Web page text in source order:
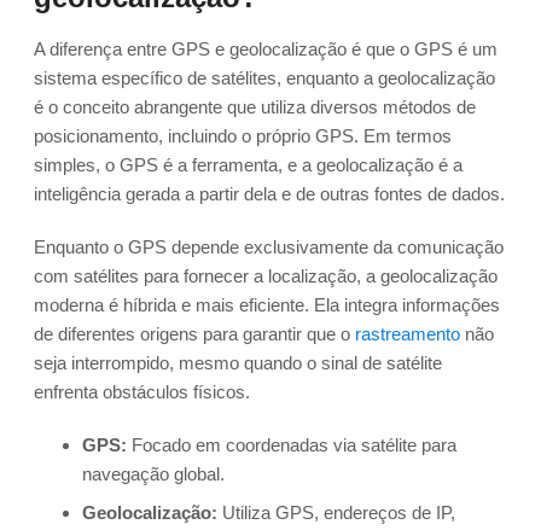
A diferença entre GPS e geolocalização é que o GPS é um
sistema específico de satélites, enquanto a geolocalização
é o conceito abrangente que utiliza diversos métodos de
posicionamento, incluindo o próprio GPS. Em termos
simples, o GPS é a ferramenta, e a geolocalização é a
inteligência gerada a partir dela e de outras fontes de dados.
Enquanto o GPS depende exclusivamente da comunicação
com satélites para fornecer a localização, a geolocalização
moderna é híbrida e mais eficiente. Ela integra informações
de diferentes origens para garantir que o rastreamento não
seja interrompido, mesmo quando o sinal de satélite
enfrenta obstáculos físicos.
GPS: Focado em coordenadas via satélite para
navegação global.
Geolocalização: Utiliza GPS, endereços de IP,